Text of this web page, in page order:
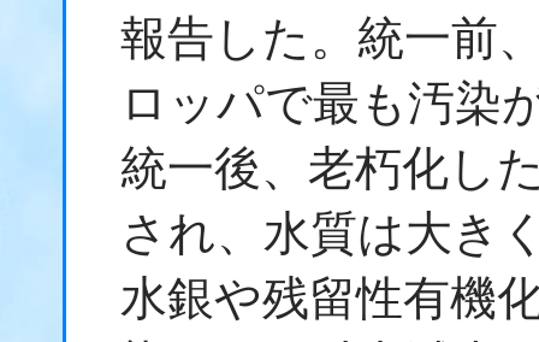
報告した。統一前
ロッパで最も汚染
統一後、老朽化し
され、水質は大き
水銀や残留性有機